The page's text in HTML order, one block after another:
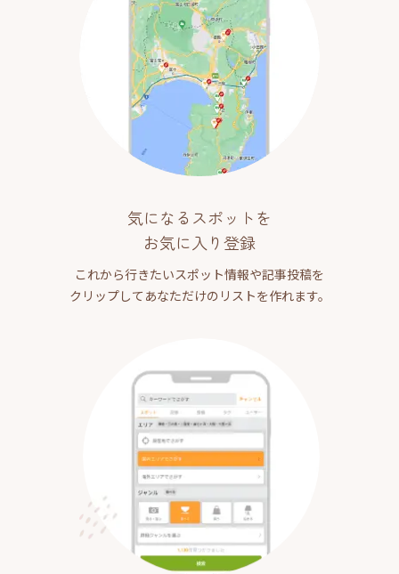
気になるスポットを
お気に入り登録
これから行きたいスポット情報や記事投稿を
クリップしてあなただけのリストを作れます。